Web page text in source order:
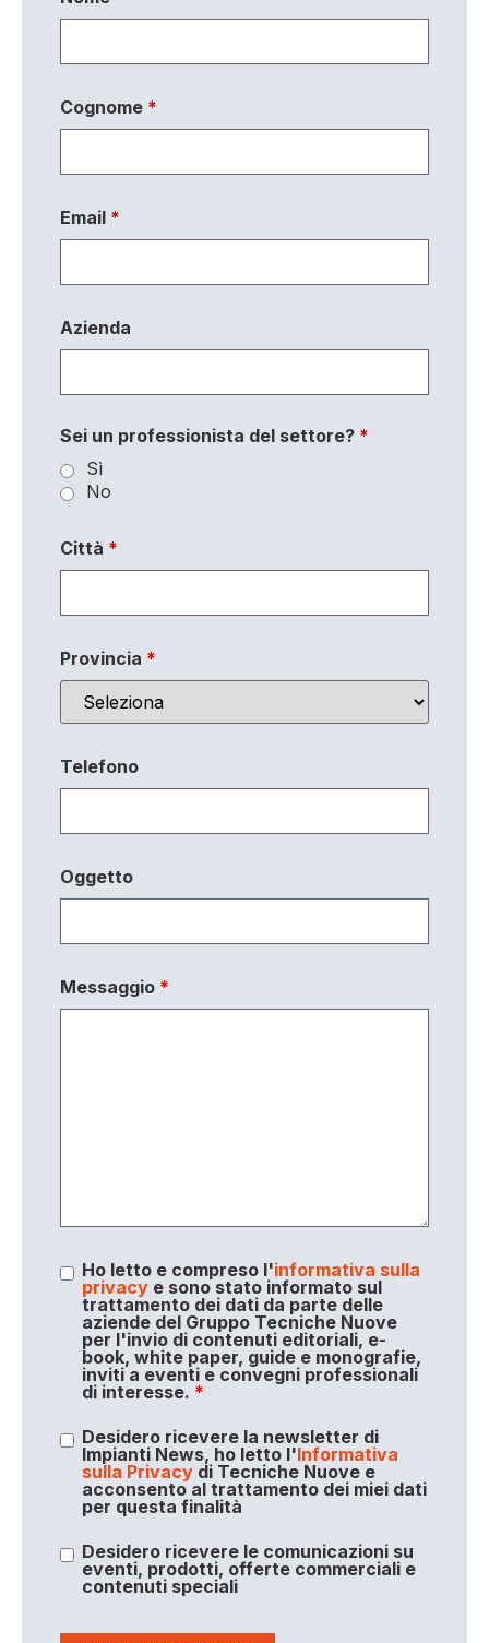
Cognome *
Email *
Azienda
Sei un professionista del settore? *
Sì
No
Città *
Provincia *
Telefono
Oggetto
Messaggio *
Ho letto e compreso l'informativa sulla
privacye sono stato informato sul
trattamento dei dati da parte delle
aziende del Gruppo Tecniche Nuove
per l'invio di contenuti editoriali, e-
book, white paper, guide e monografie,
inviti a eventi e convegni professionali
di interesse. *
Desidero ricevere la newsletter di
Impianti News, ho letto l'Informativa
sulla Privacydi Tecniche Nuove e
acconsento al trattamento dei miei dati
per questa finalità
Desidero ricevere le comunicazioni su
eventi, prodotti, offerte commerciali e
contenuti speciali